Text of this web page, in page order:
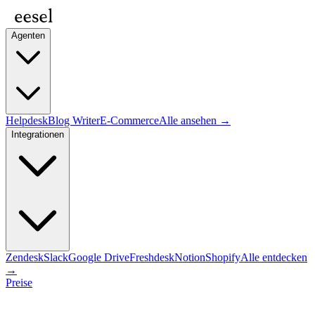
Agenten
HelpdeskBlog WriterE-CommerceAlle ansehen →
Integrationen
ZendeskSlackGoogle DriveFreshdeskNotionShopifyAlle entdecken
→
Preise